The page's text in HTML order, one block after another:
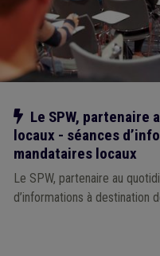
Notre action
Le SPW, partenaire
locaux - séances
mandataires locaux
Le SPW, partenaire au
d’informations à destination